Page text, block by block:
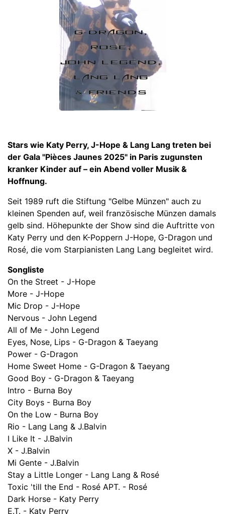
Stars wie Katy Perry, J-Hope & Lang Lang treten bei
der Gala "Pièces Jaunes 2025" in Paris zugunsten
kranker Kinder auf – ein Abend voller Musik &
Hoffnung.
Seit 1989 ruft die Stiftung "Gelbe Münzen" auch zu
kleinen Spenden auf, weil französische Münzen damals
gelb sind. Höhepunkte der Show sind die Auftritte von
Katy Perry und den K-Poppern J-Hope, G-Dragon und
Rosé, die vom Starpianisten Lang Lang begleitet wird.
Songliste
On the Street - J-Hope
More - J-Hope
Mic Drop - J-Hope
Nervous - John Legend
All of Me - John Legend
Eyes, Nose, Lips - G-Dragon & Taeyang
Power - G-Dragon
Home Sweet Home - G-Dragon & Taeyang
Good Boy - G-Dragon & Taeyang
Intro - Burna Boy
City Boys - Burna Boy
On the Low - Burna Boy
Rio - Lang Lang & J.Balvin
I Like It - J.Balvin
X - J.Balvin
Mi Gente - J.Balvin
Stay a Little Longer - Lang Lang & Rosé
Toxic 'till the End - Rosé APT. - Rosé
Dark Horse - Katy Perry
E.T. - Katy Perry